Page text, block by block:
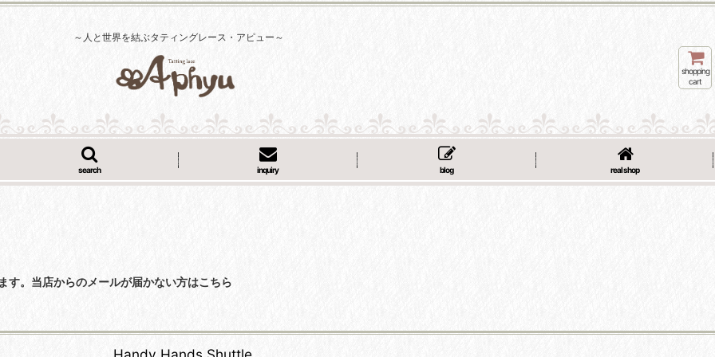
～人と世界を結ぶタティングレース・アピュー～
shopping
cart
search inquiry blog real shop
。当店からのメールが届かない方はこちら